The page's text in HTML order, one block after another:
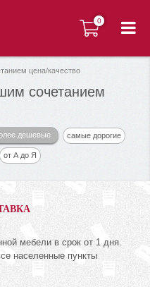
0
0
цена/качество
сочетанием
дешевые самые дорогие
от А до Я
мебели в срок от 1 дня.
населенные пункты